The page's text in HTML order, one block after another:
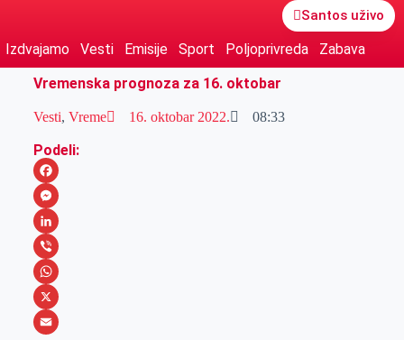
Santos uživo
Izdvajamo Vesti Emisije Sport Poljoprivreda
Zabava
Vremenska prognoza za 16. oktobar
Vesti, Vreme 16. oktobar 2022. 08:33
Podeli:
F
a
c
e
b
o
M
e
s
s
e
L
i
n
k
V
i
b
W
h
X